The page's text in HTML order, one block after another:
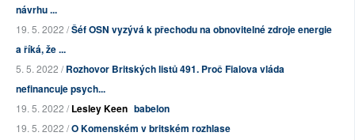
návrhu ...
19. 5. 2022 /Šéf OSN vyzývá k přechodu na obnovitelné zdroje energie
a říká, že ...
5. 5. 2022 /Rozhovor Britských listů 491. Proč Fialova vláda
nefinancuje psych...
19. 5. 2022 /Lesley Keen babelon
19. 5. 2022 /O Komenském v britském rozhlase